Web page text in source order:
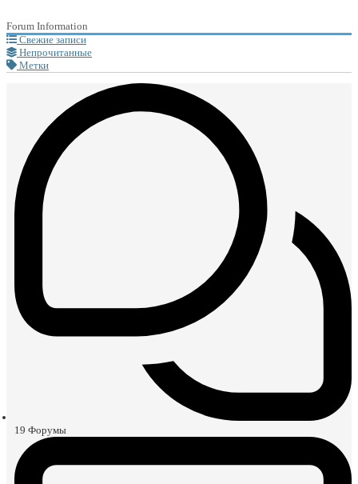
Forum Information
Свежие записи
Непрочитанные
Метки
19 Форумы